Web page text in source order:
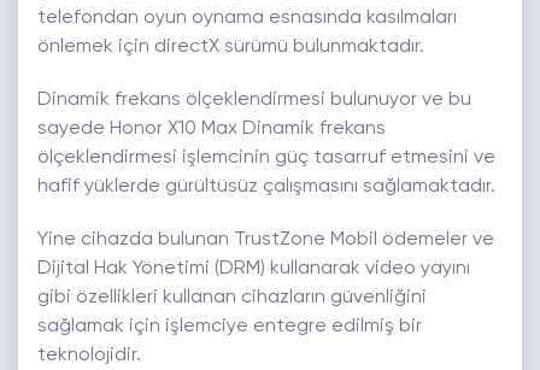
telefondan oyun oynama esnasında kasılmaları
önlemek için directX sürümü bulunmaktadır.
Dinamik frekans ölçeklendirmesi bulunuyor ve bu
sayede Honor X10 Max Dinamik frekans
ölçeklendirmesi işlemcinin güç tasarruf etmesini ve
hafif yüklerde gürültüsüz çalışmasını sağlamaktadır.
Yine cihazda bulunan TrustZone Mobil ödemeler ve
Dijital Hak Yönetimi (DRM) kullanarak video yayını
gibi özellikleri kullanan cihazların güvenliğini
sağlamak için işlemciye entegre edilmiş bir
teknolojidir.